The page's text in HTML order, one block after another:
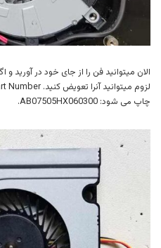
الان میتوانید فن را از جای خود در
چاپ می شود: AB07505HX060300.